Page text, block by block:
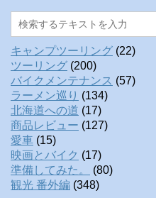
キャンプツーリング (22)
ツーリング (200)
バイクメンテナンス (57)
ラーメン巡り (134)
北海道への道 (17)
商品レビュー (127)
愛車 (15)
映画とバイク (17)
準備してみた。
(80)
観光 番外編 (348)